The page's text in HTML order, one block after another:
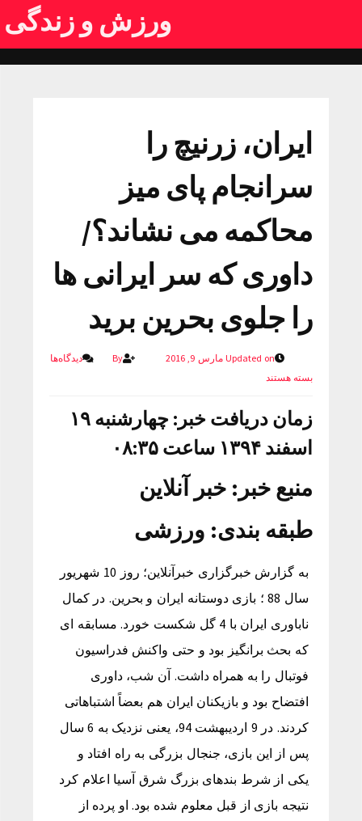
ورزش و زندگی
ایران، زرنیچ را
سرانجام پای میز
محاکمه می نشاند؟/
داوری که سر ایرانی ها
را جلوی بحرین برید
Updated on مارس 9, 2016 By
دیدگاه‌ها
بسته هستند
زمان دریافت خبر: چهارشنبه ۱۹
اسفند ۱۳۹۴ ساعت ۰۸:۳۵
منبع خبر: خبر آنلاین
طبقه بندی: ورزشی
به گزارش خبرگزاری خبرآنلاین؛ روز 10 شهریور
سال 88 ؛ بازی دوستانه ایران و بحرین. در کمال
ناباوری ایران با 4 گل شکست خورد. مسابقه ای
که بحث برانگیز بود و حتی واکنش فدراسیون
فوتبال را به همراه داشت. آن شب، داوری
افتضاح بود و بازیکنان ایران هم بعضاً اشتباهاتی
کردند. در 9 اردیبهشت 94، یعنی نزدیک به 6 سال
پس از این بازی، جنجال بزرگی به راه افتاد و
یکی از شرط بندهای بزرگ شرق آسیا اعلام کرد
نتیجه بازی از قبل معلوم شده بود. او پرده از